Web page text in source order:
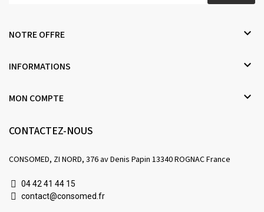
NOTRE OFFRE 
INFORMATIONS 
MON COMPTE 
CONTACTEZ-NOUS
CONSOMED, ZI NORD, 376 av Denis Papin 13340 ROGNAC France
04 42 41 44 15
contact@consomed.fr